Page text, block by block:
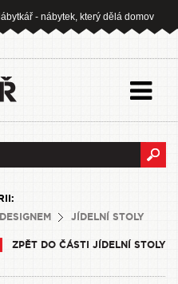
- nábytek, který dělá domov
JÍDELNÍ STOLY
ZPĚT DO ČÁSTI JÍDELNÍ STOLY